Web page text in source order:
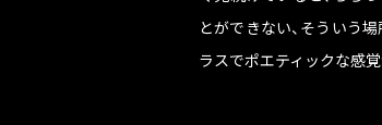
とができない、そういう
ラスでポエティックな感